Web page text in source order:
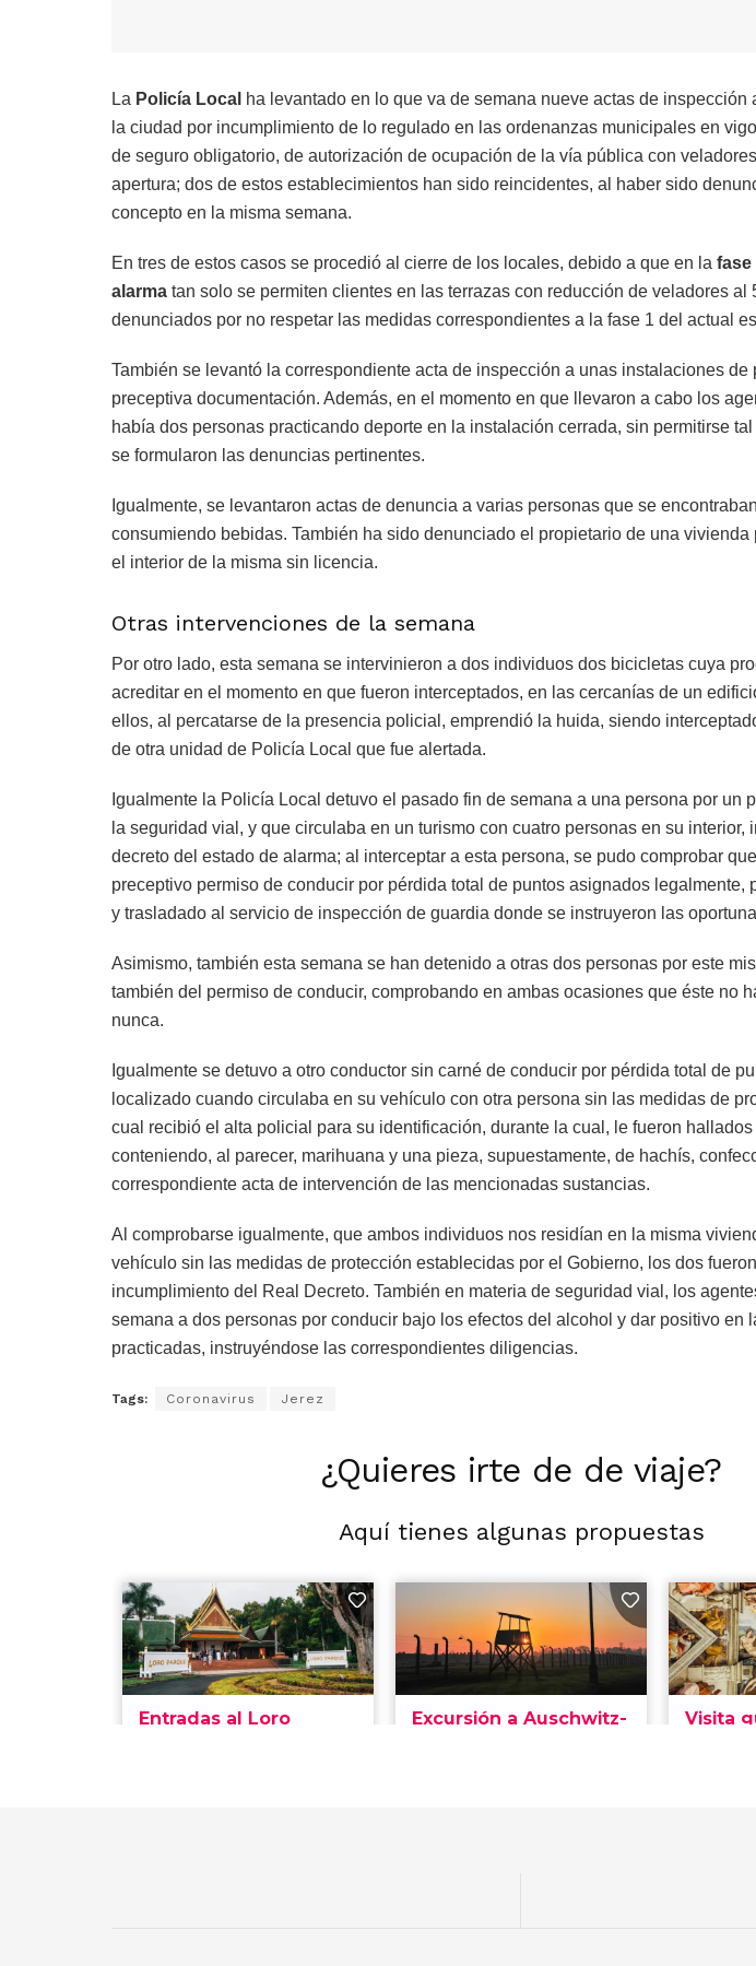
La Policía Loca ha levantado en lo que va de semana nueve actas de inspección
la ciudad por incumplimiento de lo regulado en las ordenanzas municipales en
de seguro obligatorio, de autorización de ocupación de la vía pública con
apertura; dos de estos establecimientos han sido reincidentes, al haber sido
concepto en la misma semana.
En tres de estos casos se procedió al cierre de los locales, debido a que en la fase
alarma tan solo se permiten clientes en las terrazas con reducción de veladores al
denunciados por no respetar las medidas correspondientes a la fase 1 del actual
También se levantó la correspondiente acta de inspección a unas instalaciones de
preceptiva documentación. Además, en el momento en que llevaron a cabo los
había dos personas practicando deporte en la instalación cerrada, sin permitirse
se formularon las denuncias pertinentes.
Igualmente, se levantaron actas de denuncia a varias personas que se
consumiendo bebidas. También ha sido denunciado el propietario de una vivienda
el interior de la misma sin licencia.
Otras intervenciones de la semana
Por otro lado, esta semana se intervinieron a dos individuos dos bicicletas cuya
acreditar en el momento en que fueron interceptados, en las cercanías de un
ellos, al percatarse de la presencia policial, emprendió la huida, siendo
de otra unidad de Policía Local que fue alertada.
Igualmente la Policía Local detuvo el pasado fin de semana a una persona por un
la seguridad vial, y que circulaba en un turismo con cuatro personas en su interior,
decreto del estado de alarma; al interceptar a esta persona, se pudo comprobar
preceptivo permiso de conducir por pérdida total de puntos asignados legalmente,
y trasladado al servicio de inspección de guardia donde se instruyeron las
Asimismo, también esta semana se han detenido a otras dos personas por este
también del permiso de conducir, comprobando en ambas ocasiones que éste no
nunca.
Igualmente se detuvo a otro conductor sin carné de conducir por pérdida total de
localizado cuando circulaba en su vehículo con otra persona sin las medidas de
cual recibió el alta policial para su identificación, durante la cual, le fueron
conteniendo, al parecer, marihuana y una pieza, supuestamente, de hachís,
correspondiente acta de intervención de las mencionadas sustancias.
Al comprobarse igualmente, que ambos individuos nos residían en la misma
vehículo sin las medidas de protección establecidas por el Gobierno, los dos
incumplimiento del Real Decreto. También en materia de seguridad vial, los
semana a dos personas por conducir bajo los efectos del alcohol y dar positivo en
practicadas, instruyéndose las correspondientes diligencias.
Tags: Coronavirus Jerez
¿Quieres irte de de viaje?
Aquí tienes algunas propuestas